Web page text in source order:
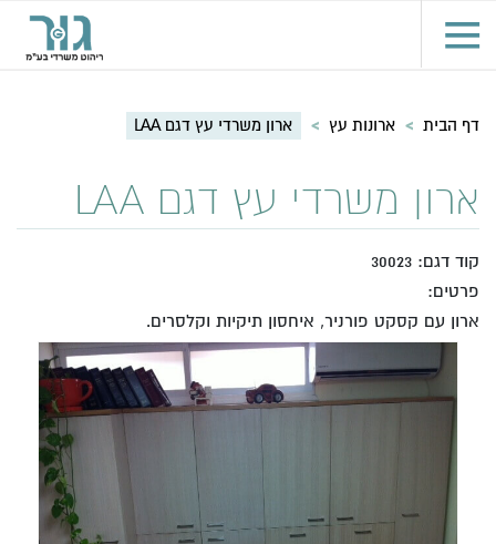
דף הבית > ארונות עץ > ארון משרדי עץ דגם LAA
ארון משרדי עץ דגם LAA
קוד דגם: 30023
פרטים:
ארון עם קסקט פורניר, איחסון תיקיות וקלסרים.